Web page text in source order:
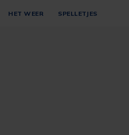
HET WEER SPELLETJES